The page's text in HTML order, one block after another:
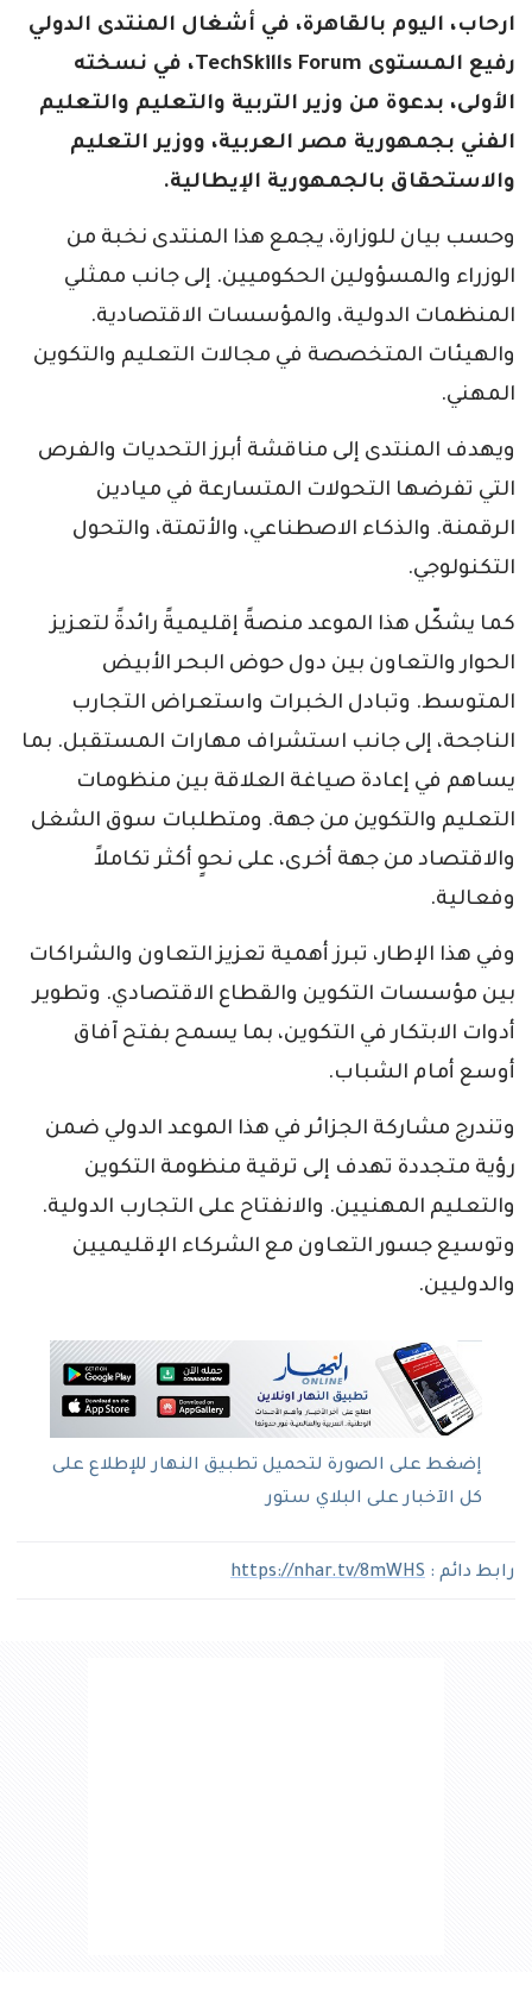
ارحاب، اليوم بالقاهرة، في أشغال المنتدى الدولي
رفيع المستوى TechSkills Forum، في نسخته
الأولى، بدعوة من وزير التربية والتعليم والتعليم
الفني بجمهورية مصر العربية، ووزير التعليم
والاستحقاق بالجمهورية الإيطالية.
وحسب بيان للوزارة، يجمع هذا المنتدى نخبة من
الوزراء والمسؤولين الحكوميين. إلى جانب ممثلي
المنظمات الدولية، والمؤسسات الاقتصادية.
والهيئات المتخصصة في مجالات التعليم والتكوين
المهني.
ويهدف المنتدى إلى مناقشة أبرز التحديات والفرص
التي تفرضها التحولات المتسارعة في ميادين
الرقمنة. والذكاء الاصطناعي، والأتمتة، والتحول
التكنولوجي.
كما يشكّل هذا الموعد منصةً إقليميةً رائدةً لتعزيز
الحوار والتعاون بين دول حوض البحر الأبيض
المتوسط. وتبادل الخبرات واستعراض التجارب
الناجحة، إلى جانب استشراف مهارات المستقبل. بما
يساهم في إعادة صياغة العلاقة بين منظومات
التعليم والتكوين من جهة. ومتطلبات سوق الشغل
والاقتصاد من جهة أخرى، على نحوٍ أكثر تكاملاً
وفعالية.
وفي هذا الإطار، تبرز أهمية تعزيز التعاون والشراكات
بين مؤسسات التكوين والقطاع الاقتصادي. وتطوير
أدوات الابتكار في التكوين، بما يسمح بفتح آفاق
أوسع أمام الشباب.
وتندرج مشاركة الجزائر في هذا الموعد الدولي ضمن
رؤية متجددة تهدف إلى ترقية منظومة التكوين
والتعليم المهنيين. والانفتاح على التجارب الدولية.
وتوسيع جسور التعاون مع الشركاء الإقليميين
والدوليين.
إضغط على الصورة لتحميل تطبيق النهار للإطلاع على
كل الآخبار على البلاي ستور
رابط دائم : https://nhar.tv/8mWHS